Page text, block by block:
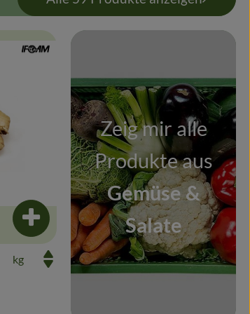
Produkt zum Warenkorb hinzufügen
, Verband:
hinzufügen
Zeig mir alle
Produkte aus
Gemüse &
Salate